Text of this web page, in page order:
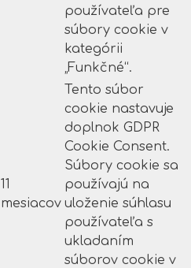
používateľa pre
súbory cookie v
kategórii
„Funkčné“.
11
mesiacov
Tento súbor
cookie nastavuje
doplnok GDPR
Cookie Consent.
Súbory cookie sa
používajú na
uloženie súhlasu
používateľa s
ukladaním
súborov cookie v